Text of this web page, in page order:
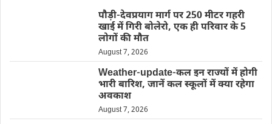
पौड़ी-देवप्रयाग मार्ग पर 250 मीटर गहरी
खाई में गिरी बोलेरो, एक ही परिवार के 5
लोगों की मौत
August 7, 2026
Weather-update-कल इन राज्यों में होगी
भारी बारिश, जानें कल स्कूलों में क्या रहेगा
अवकाश
August 7, 2026